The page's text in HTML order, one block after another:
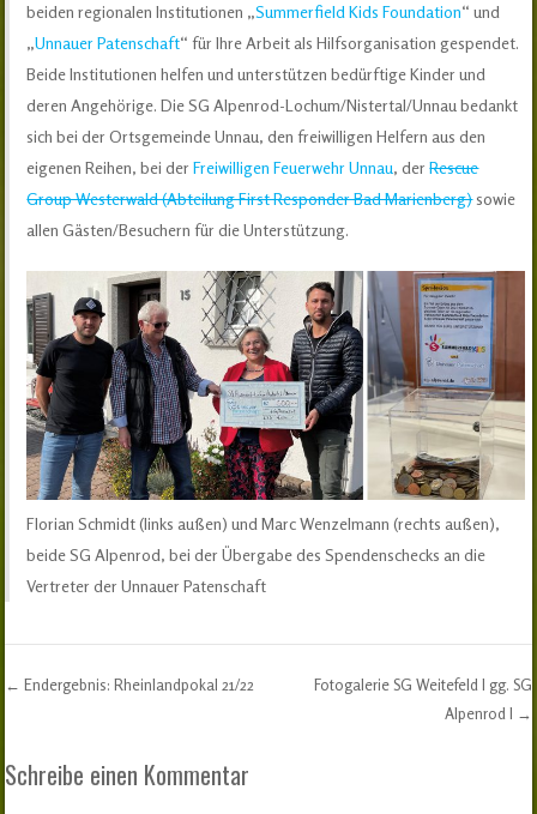
beiden regionalen Institutionen „Summerfield Kids Foundation“ und
„Unnauer Patenschaft“ für Ihre Arbeit als Hilfsorganisation gespendet.
Beide Institutionen helfen und unterstützen bedürftige Kinder und
deren Angehörige. Die SG Alpenrod-Lochum/Nistertal/Unnau bedankt
sich bei der Ortsgemeinde Unnau, den freiwilligen Helfern aus den
eigenen Reihen, bei derFreiwilligen Feuerwehr Unnau, derRescue
Group Westerwald (Abteilung First Responder Bad Marienberg)sowie
allen Gästen/Besuchern für die Unterstützung.
Florian Schmidt (links außen) und Marc Wenzelmann (rechts außen),
beide SG Alpenrod, bei der Übergabe des Spendenschecks an die
Vertreter der Unnauer Patenschaft
← Endergebnis: Rheinlandpokal 21/22
Fotogalerie SG Weitefeld I gg. SG
Alpenrod I →
Schreibe einen Kommentar